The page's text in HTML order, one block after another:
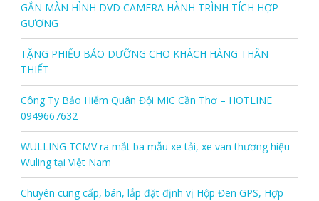
GẮN MÀN HÌNH DVD CAMERA HÀNH TRÌNH TÍCH HỢP
GƯƠNG
TẶNG PHIẾU BẢO DƯỠNG CHO KHÁCH HÀNG THÂN
THIẾT
Công Ty Bảo Hiểm Quân Đội MIC Cần Thơ – HOTLINE
0949667632
WULLING TCMV ra mắt ba mẫu xe tải, xe van thương hiệu
Wuling tại Việt Nam
Chuyên cung cấp, bán, lắp đặt định vị Hộp Đen GPS, Hợp